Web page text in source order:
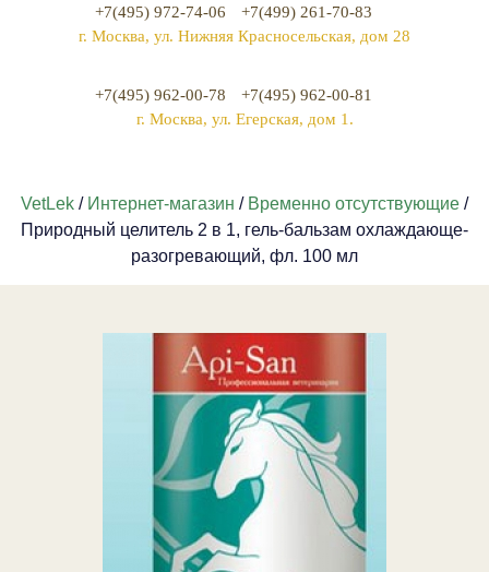
+7(495) 972-74-06
+7(499) 261-70-83
г. Москва, ул. Нижняя Красносельская, дом 28
+7(495) 962-00-78
+7(495) 962-00-81
г. Москва, ул. Егерская, дом 1.
VetLek / Интернет-магазин / Временно отсутствующие /
Природный целитель 2 в 1, гель-бальзам охлаждающе-
разогревающий, фл. 100 мл